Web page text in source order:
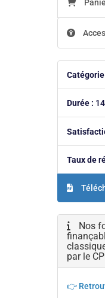
Catégorie
Durée :
Taux de
Nos
par le
👉